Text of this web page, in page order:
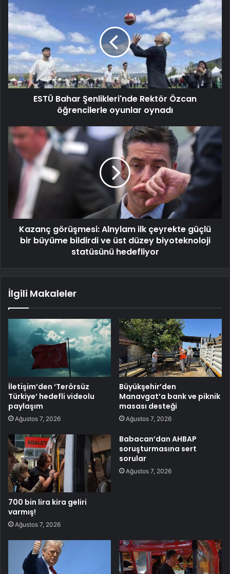
ESTÜ Bahar Şenlikleri'nde Rektör Özcan
öğrencilerle oyunlar oynadı
Kazanç görüşmesi: Alnylam ilk çeyrekte güçlü
bir büyüme bildirdi ve üst düzey biyoteknoloji
statüsünü hedefliyor
İlgili Makaleler
İletişim’den ‘Terörsüz
Türkiye’ hedefli videolu
paylaşım
Ağustos 7, 2026
Büyükşehir’den
Manavgat’a bank ve piknik
masası desteği
Ağustos 7, 2026
700 bin lira kira geliri
varmış!
Ağustos 7, 2026
Babacan’dan AHBAP
soruşturmasına sert
sorular
Ağustos 7, 2026